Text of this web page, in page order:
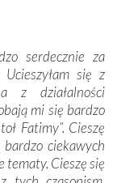
swoją opieką
nacje, które
która zawierza
Bogu i
momenty w
przypominają o
serdecznie za
się z
z działalności
mi się bardzo
Fatimy”. Cieszę
ciekawych
tematy. Cieszę się